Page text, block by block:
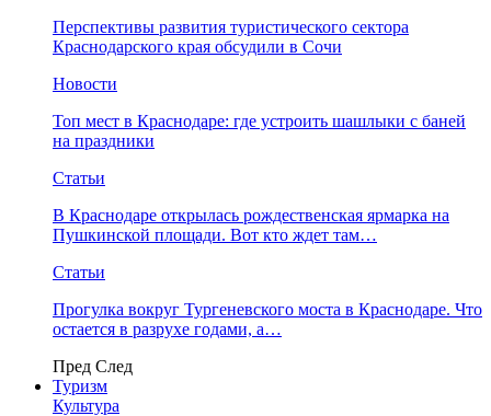
Перспективы развития туристического сектора
Краснодарского края обсудили в Сочи
Новости
Топ мест в Краснодаре: где устроить шашлыки с баней
на праздники
Статьи
В Краснодаре открылась рождественская ярмарка на
Пушкинской площади. Вот кто ждет там…
Статьи
Прогулка вокруг Тургеневского моста в Краснодаре. Что
остается в разрухе годами, а…
Пред След
Туризм
Культура